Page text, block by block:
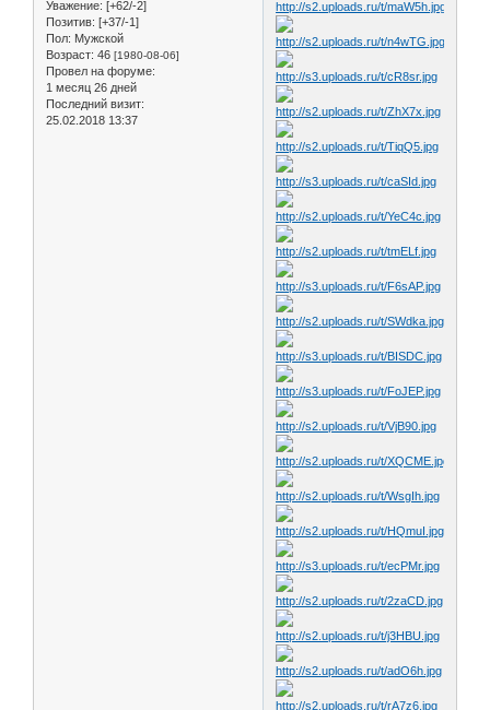
Уважение: [+62/-2]
Позитив: [+37/-1]
Пол: Мужской
Возраст: 46 [1980-08-06]
Провел на форуме:
1 месяц 26 дней
Последний визит:
25.02.2018 13:37